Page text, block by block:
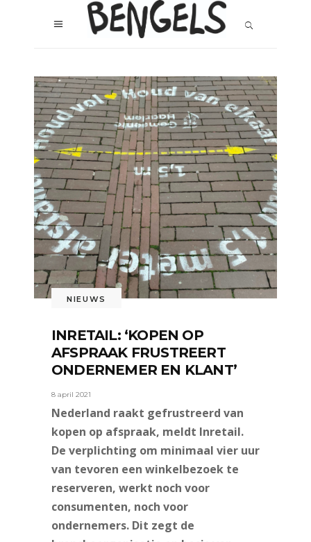
NIEUWS
INRETAIL: ‘KOPEN OP
AFSPRAAK FRUSTREERT
ONDERNEMER EN KLANT’
8 april 2021
Nederland raakt gefrustreerd van
kopen op afspraak, meldt Inretail.
De verplichting om minimaal vier uur
van tevoren een winkelbezoek te
reserveren, werkt noch voor
consumenten, noch voor
ondernemers. Dit zegt de